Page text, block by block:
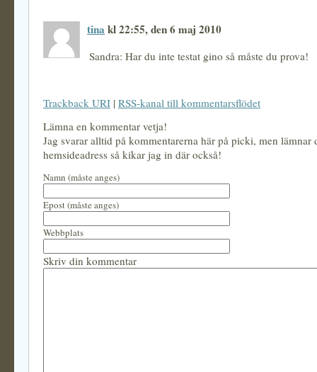
tina kl 22:55, den 6 maj 2010
Sandra: Har du inte testat gino så måste du prova!
Trackback URI | RSS-kanal till kommentarsflödet
Lämna en kommentar vetja!
Jag svarar alltid på kommentarerna här på picki, men lämnar
hemsideadress så kikar jag in där också!
Namn (måste anges)
Epost (måste anges)
Webbplats
Skriv din kommentar